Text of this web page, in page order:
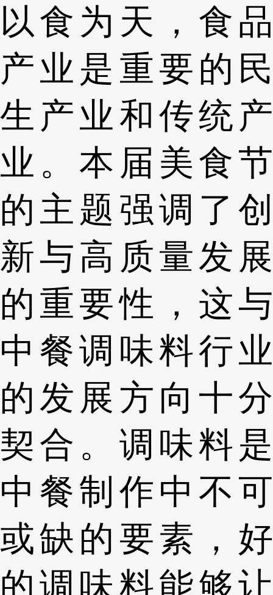
以食为天，食品
产业是重要的民
生产业和传统产
业。本届美食节
的主题强调了创
新与高质量发展
的重要性，这与
中餐调味料行业
的发展方向十分
契合。调味料是
中餐制作中不可
或缺的要素，好
的调味料能够让